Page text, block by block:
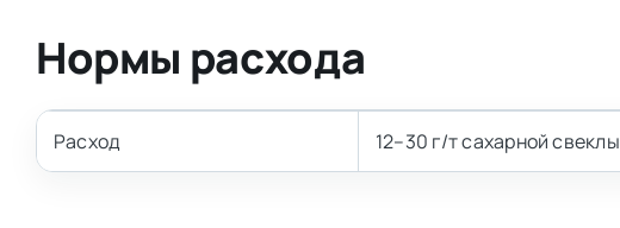
Нормы расхода
Расход 12–30 г/т сахарной свеклы